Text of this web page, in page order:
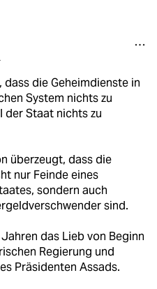
die Geheimdienste in
System nichts zu
der Staat nichts zu
überzeugt, dass die
nur Feinde eines
sondern auch
sind.
das Lieb von Beginn
Regierung und
Präsidenten Assads.